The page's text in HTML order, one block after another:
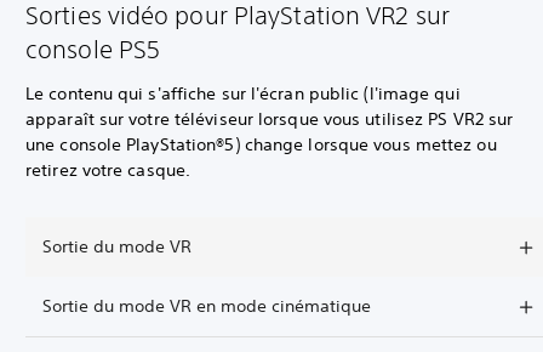
Sorties vidéo pour PlayStation VR2 sur
console PS5
Le contenu qui s'affiche sur l'écran public (l'image qui
apparaît sur votre téléviseur lorsque vous utilisez PS VR2 sur
une console PlayStation®5) change lorsque vous mettez ou
retirez votre casque.
Sortie du mode VR
Sortie du mode VR en mode cinématique